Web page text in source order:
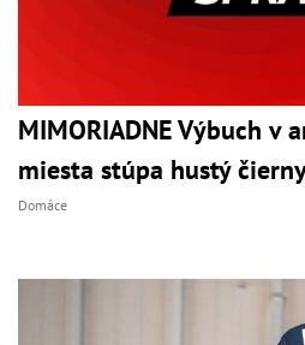
MIMORIADNE Výbuch v
miesta stúpa hustý
Domáce